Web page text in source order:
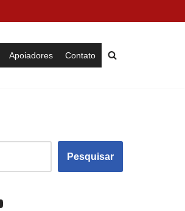
Apoiadores Contato
Pesquisar